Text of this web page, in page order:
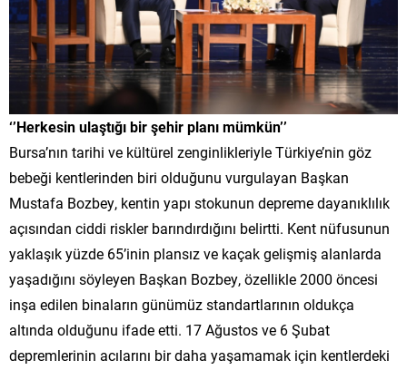
‘’Herkesin ulaştığı bir şehir planı mümkün’’
Bursa’nın tarihi ve kültürel zenginlikleriyle Türkiye’nin göz
bebeği kentlerinden biri olduğunu vurgulayan Başkan
Mustafa Bozbey, kentin yapı stokunun depreme dayanıklılık
açısından ciddi riskler barındırdığını belirtti. Kent nüfusunun
yaklaşık yüzde 65’inin plansız ve kaçak gelişmiş alanlarda
yaşadığını söyleyen Başkan Bozbey, özellikle 2000 öncesi
inşa edilen binaların günümüz standartlarının oldukça
altında olduğunu ifade etti. 17 Ağustos ve 6 Şubat
depremlerinin acılarını bir daha yaşamamak için kentlerdeki